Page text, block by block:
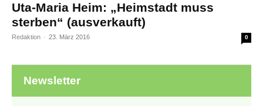
Uta-Maria Heim: „Heimstadt muss
sterben“ (ausverkauft)
Redaktion - 23. März 2016 0
Newsletter